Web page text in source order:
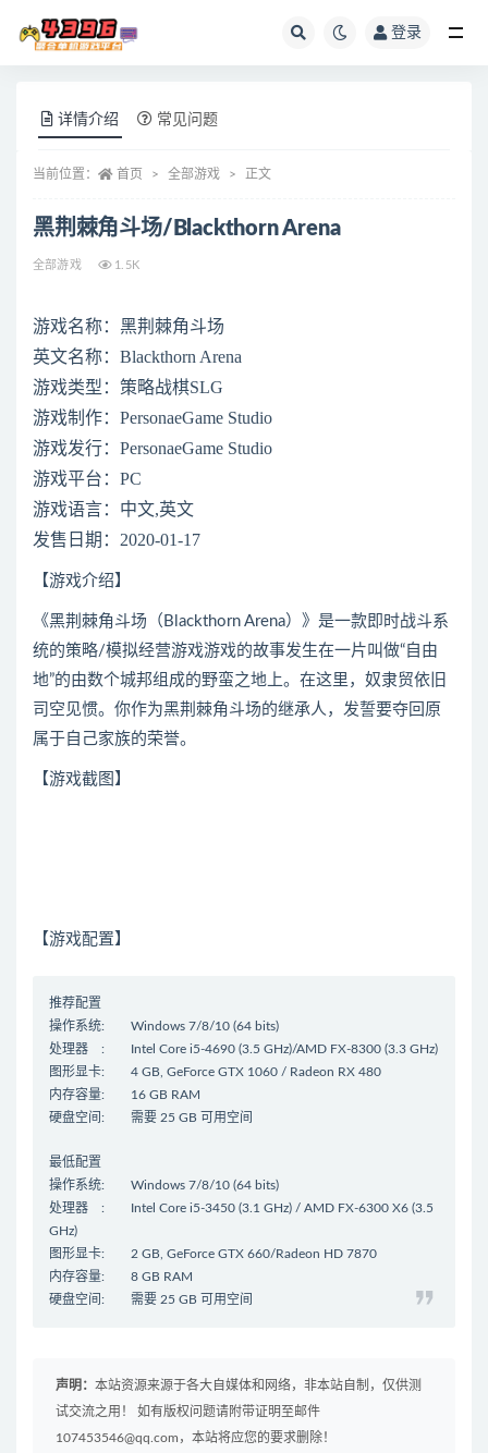
登录
详情介绍 常见问题
当前位置： 首页 全部游戏 正文
黑荆棘角斗场/Blackthorn Arena
全部游戏 1.5K
游戏名称：黑荆棘角斗场
英文名称：Blackthorn Arena
游戏类型：策略战棋SLG
游戏制作：PersonaeGame Studio
游戏发行：PersonaeGame Studio
游戏平台：PC
游戏语言：中文,英文
发售日期：2020-01-17
【游戏介绍】
《黑荆棘角斗场（Blackthorn Arena）》是一款即时战斗系
统的策略/模拟经营游戏游戏的故事发生在一片叫做“自由
地”的由数个城邦组成的野蛮之地上。在这里，奴隶贸依旧
司空见惯。你作为黑荆棘角斗场的继承人，发誓要夺回原
属于自己家族的荣誉。
【游戏截图】
【游戏配置】
推荐配置
操作系统: Windows 7/8/10 (64 bits)
处理器 : Intel Core i5-4690 (3.5 GHz)/AMD FX-8300 (3.3 GHz)
图形显卡: 4 GB, GeForce GTX 1060 / Radeon RX 480
内存容量: 16 GB RAM
硬盘空间: 需要 25 GB 可用空间
最低配置
操作系统: Windows 7/8/10 (64 bits)
处理器 : Intel Core i5-3450 (3.1 GHz) / AMD FX-6300 X6 (3.5
GHz)
图形显卡: 2 GB, GeForce GTX 660/Radeon HD 7870
内存容量: 8 GB RAM
硬盘空间: 需要 25 GB 可用空间
声明： 本站资源来源于各大自媒体和网络，非本站自制，仅供测
试交流之用！ 如有版权问题请附带证明至邮件
107453546@qq.com，本站将应您的要求删除！